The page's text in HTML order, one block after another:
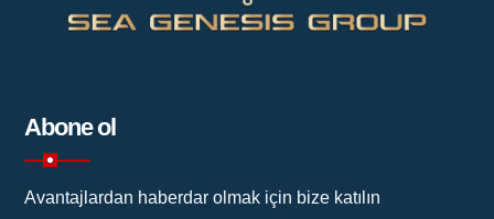
Abone ol
Avantajlardan haberdar olmak için bize katılın